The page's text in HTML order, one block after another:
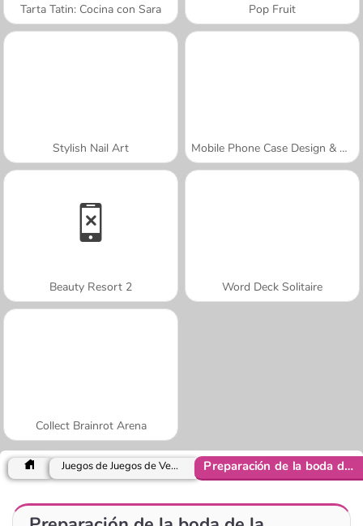
Tarta Tatin: Cocina con Sara Pop Fruit
Stylish Nail Art Mobile Phone Case Design & DIY
Beauty Resort 2 Word Deck Solitaire
Collect Brainrot Arena
Juegos de Juegos de Vestir y Moda Preparación de la boda de la princesa